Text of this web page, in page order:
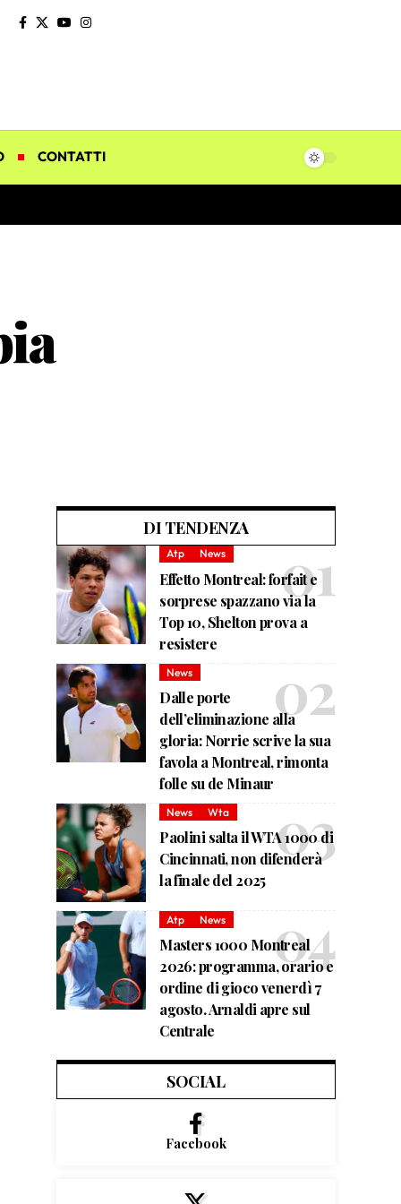
CONTATTI
DI TENDENZA
Atp News
Effetto Montreal: forfait e
sorprese spazzano via la
Top 10, Shelton prova a
resistere
News
Dalle porte
dell’eliminazione alla
gloria: Norrie scrive la sua
favola a Montreal, rimonta
folle su de Minaur
News Wta
Paolini salta il WTA 1000 di
Cincinnati, non difenderà
la finale del 2025
Atp News
Masters 1000 Montreal
2026: programma, orario e
ordine di gioco venerdì 7
agosto. Arnaldi apre sul
Centrale
SOCIAL
Facebook